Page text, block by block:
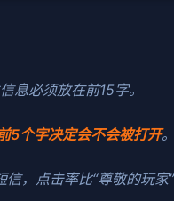
息必须放在前15字。
5个字决定会不会被打开。
信，点击率比“尊敬的玩